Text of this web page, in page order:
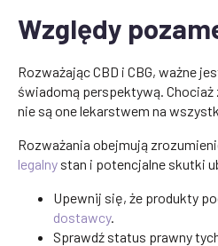
Względy
Rozważając CBD i CBG, ważne
świadomą perspektywą.
nie są one lekarstwem na
Rozważania obejmują
legalny stan i potencjalne skutki
Upewnij się, że produkty
dostawcy.
Sprawdź status prawny